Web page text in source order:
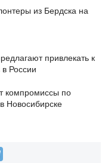
из Бердска на
привлекать к
России
компромиссы по
Новосибирске